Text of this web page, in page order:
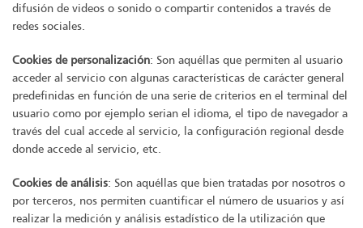
difusión de videos o sonido o compartir contenidos a través de
redes sociales.
Cookies de personalización: Son aquéllas que permiten al usuario
acceder al servicio con algunas características de carácter general
predefinidas en función de una serie de criterios en el terminal del
usuario como por ejemplo serian el idioma, el tipo de navegador a
través del cual accede al servicio, la configuración regional desde
donde accede al servicio, etc.
Cookies de análisis: Son aquéllas que bien tratadas por nosotros o
por terceros, nos permiten cuantificar el número de usuarios y así
realizar la medición y análisis estadístico de la utilización que